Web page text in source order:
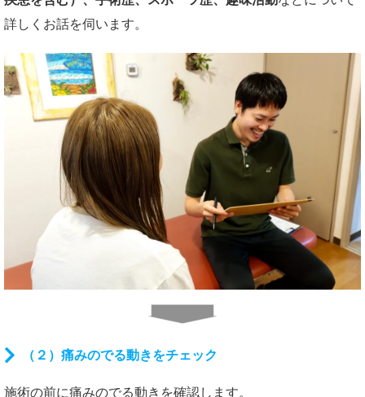
詳しくお話を伺います。
（２）痛みのでる動きをチェック
施術の前に痛みのでる動きを確認します。